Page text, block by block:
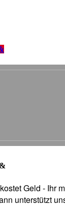
Geld - Ihr
unterstützt